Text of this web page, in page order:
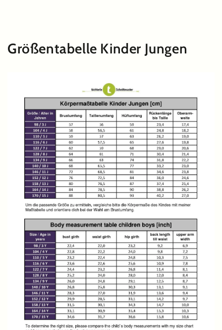
Größentabelle Kinder Jungen